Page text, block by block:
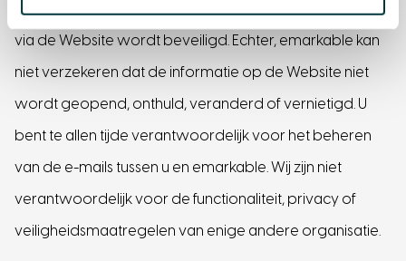
veiligheidsmaatregelen om te zorgen dat informatie
via de Website wordt beveiligd. Echter, emarkable kan
niet verzekeren dat de informatie op de Website niet
wordt geopend, onthuld, veranderd of vernietigd. U
bent te allen tijde verantwoordelijk voor het beheren
van de e-mails tussen u en emarkable. Wij zijn niet
verantwoordelijk voor de functionaliteit, privacy of
veiligheidsmaatregelen van enige andere organisatie.